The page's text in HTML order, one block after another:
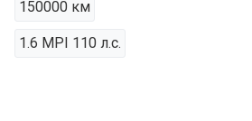
150000 км
1.6 MPI 110 л.с.